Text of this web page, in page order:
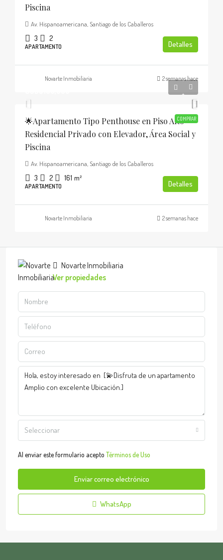
Piscina
Av. Hispanoamericana, Santiago de los Caballeros
3 2
APARTAMENTO Detalles
Novarte Inmobiliaria 2 semanas hace
COMPRAR
🌟Apartamento Tipo Penthouse en Piso Alto
Residencial Privado con Elevador, Área Social y
Piscina
Av. Hispanoamericana, Santiago de los Caballeros
3 2 161 m²
APARTAMENTO Detalles
Novarte Inmobiliaria 2 semanas hace
Novarte Inmobiliaria
Ver propiedades
Seleccionar
Al enviar este formulario acepto Términos de Uso
Enviar correo electrónico
WhatsApp